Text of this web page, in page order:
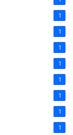
1
1
1
1
1
1
1
1